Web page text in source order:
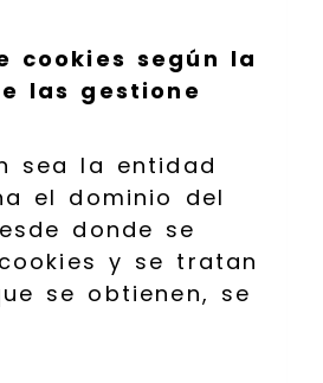
cookies según la
las gestione
sea la entidad
el dominio del
donde se
y se tratan
se obtienen, se